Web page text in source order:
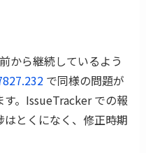
から継続しているよう
で同様の問題が
。IssueTracker での報
とくになく、修正時期